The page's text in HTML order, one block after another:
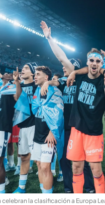
la clasificación a Europa